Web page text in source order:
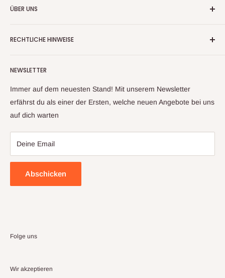
ÜBER UNS
Lieferantennetzwerk, können wir ihnen ein großes Sortiment
an Artikeln anbieten. Sollte sich trotz sorgfältiger Prüfung mal
ein Artikel zu ihnen auf den Weg gemacht haben, welcher
nicht ihren Erwartungen entspricht, kontaktieren sie uns bitte
RECHTLICHE HINWEISE
Impressum
Datenschutzerklärung
Widerrufsbelehrung & Widerrufsformula
Allgemeine Geschäftsbedingungen
NEWSLETTER
Immer auf dem neuesten Stand! Mit unserem Newsletter
erfährst du als einer der Ersten, welche neuen Angebote bei uns
auf dich warten
Deine Email
Abschicken
Folge uns
Wir akzeptieren